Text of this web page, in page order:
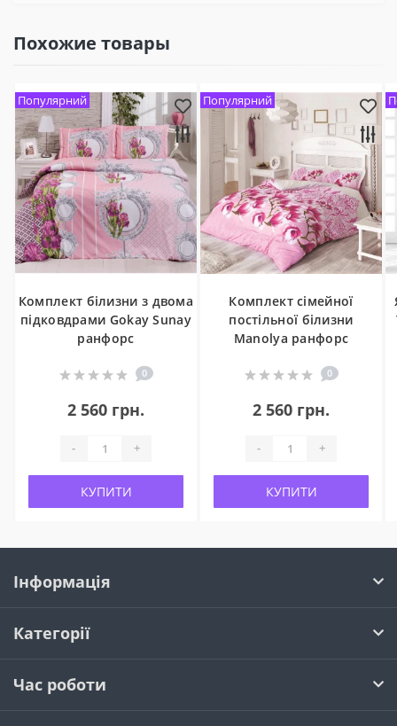
Похожие товары
Популярний
Комплект білизни з двома
підковдрами Gokay Sunay
ранфорс
0
2 560 грн.
- +
КУПИТИ
Популярний
Комплект сімейної
постільної білизни
Manolya ранфорс
0
2 560 грн.
- +
КУПИТИ
Інформація
Категорії
Час роботи